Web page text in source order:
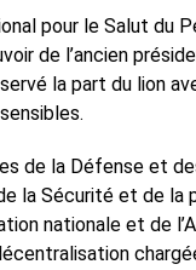
pour le Salut du
de l’ancien
la part du lion
de la Défense et
la Sécurité et de la
nationale et de